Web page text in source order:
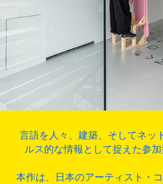
言語を人々、建築、そしてネッ
ルス的な情報として捉えた参
本作は、日本のアーティスト・